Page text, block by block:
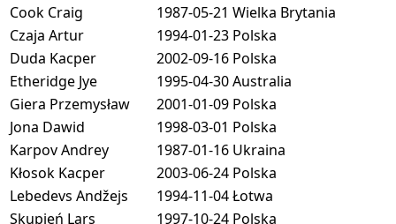
Cook Craig
1987-05-21 Wielka Brytania
Czaja Artur
1994-01-23 Polska
Duda Kacper
2002-09-16 Polska
Etheridge Jye
1995-04-30Australia
Giera Przemysław
2001-01-09 Polska
Jona Dawid
1998-03-01 Polska
Karpov Andrey
1987-01-16 Ukraina
Kłosok Kacper
2003-06-24 Polska
Lebedevs Andžejs
1994-11-04Łotwa
Skupień Lars
1997-10-24 Polska